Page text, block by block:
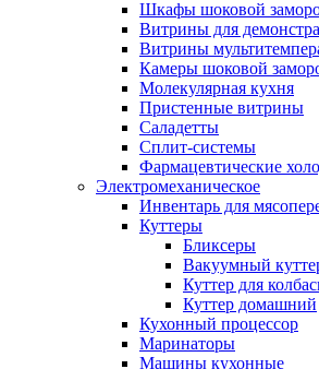
Шкафы шоковой
Витрины для
Витрины
Камеры шоковой
Молекулярная кухня
Пристенные витрины
Саладетты
Сплит-системы
Фармацевтические
Электромеханическое
Инвентарь для
Куттеры
Бликсеры
Вакуумный
Куттер для
Куттер домашний
Кухонный процессор
Маринаторы
Машины кухонные